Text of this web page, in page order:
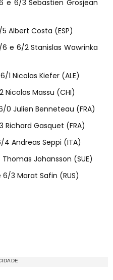
e 6/3 Sebastien Grosjean
Albert Costa (ESP)
e 6/2 Stanislas Wawrinka
1 Nicolas Kiefer (ALE)
Massu (CHI)
0 Julien Benneteau (FRA)
Richard Gasquet (FRA)
4 Andreas Seppi (ITA)
Johansson (SUE)
3 Marat Safin (RUS)